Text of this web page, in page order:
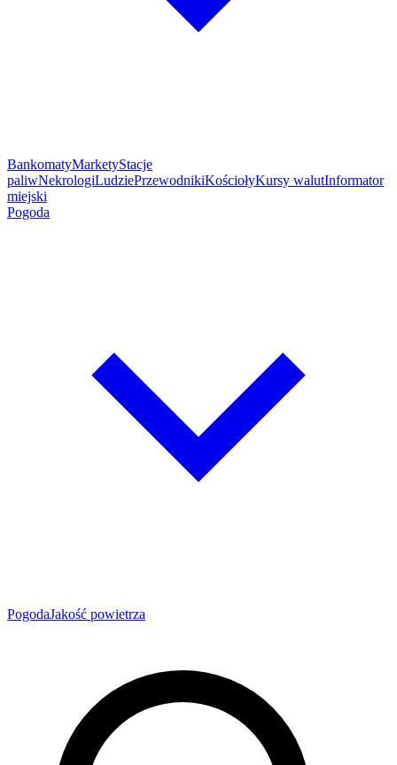
BankomatyMarketyStacje
paliwNekrologiLudziePrzewodnikiKościołyKursy walutInformator
miejski
Pogoda
PogodaJakość powietrza